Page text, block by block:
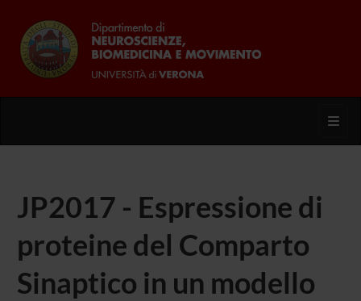
JP2017 - Espressione di
proteine del Comparto
Sinaptico in un modello